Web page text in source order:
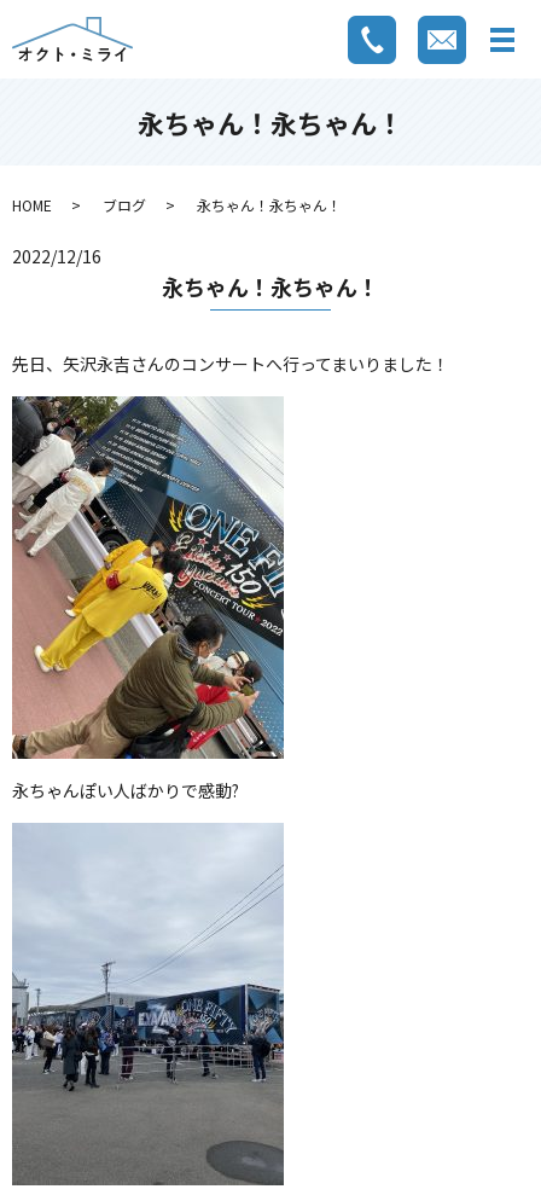
永ちゃん！永ちゃん！
HOME ブログ 永ちゃん！永ちゃん！
2022/12/16
永ちゃん！永ちゃん！
先日、矢沢永吉さんのコンサートへ行ってまいりました！
永ちゃんぽい人ばかりで感動?